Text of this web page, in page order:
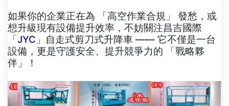
如果你的企業正在為 「高空作業合規」 發愁，或
想升級現有設備提升效率，不妨關注昌吉國際
「JYC 」自走式剪刀式升降車 —— 它不僅是一台
設備，更是守護安全、提升競爭力的 「戰略夥
伴」！